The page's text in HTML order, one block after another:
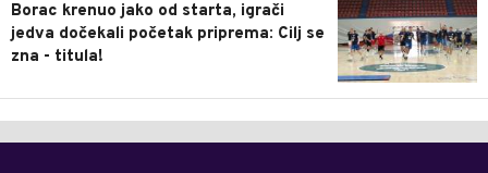
Borac krenuo jako od starta, igrači
jedva dočekali početak priprema: Cilj se
zna - titula!